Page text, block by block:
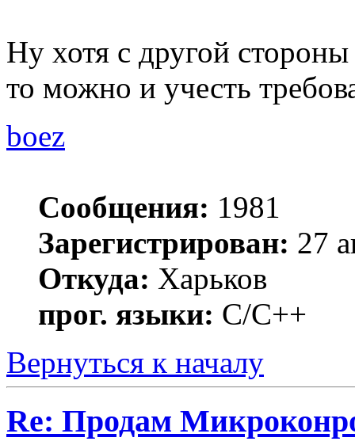
Ну хотя с другой
то можно и учесть
boez
Сообщения: 1981
Зарегистрирован: 27
Откуда: Харьков
прог. языки: С/С++
Вернуться к началу
Re: Продам